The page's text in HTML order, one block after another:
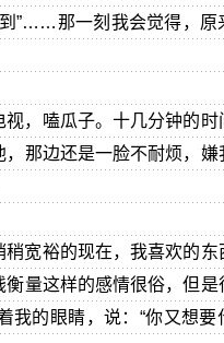
”……那一刻我会觉得，原
，嗑瓜子。十几分钟的时
那边还是一脸不耐烦，嫌
宽裕的现在，我喜欢的东
量这样的感情很俗，但是
的眼睛，说：“你又想要